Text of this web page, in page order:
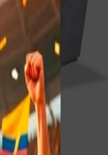
AÑADIR AL CARRITO
Oficina